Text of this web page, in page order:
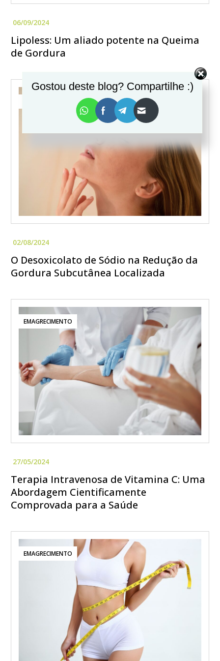
Lipoless: Um aliado potente na Queima
de Gordura
O Desoxicolato de Sódio na Redução da
Gordura Subcutânea Localizada
EMAGRECIMENTO
Terapia Intravenosa de Vitamina C: Uma
Abordagem Cientificamente
Comprovada para a Saúde
EMAGRECIMENTO
Gostou deste blog? Compartilhe :)